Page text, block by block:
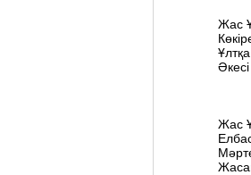
Жас
Жас